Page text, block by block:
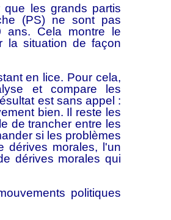
que les grands partis
(PS) ne sont pas
ans. Cela montre le
la situation de façon
en lice. Pour cela,
et compare les
est sans appel :
bien. Il reste les
de trancher entre les
si les problèmes
dérives morales, l'un
dérives morales qui
politiques